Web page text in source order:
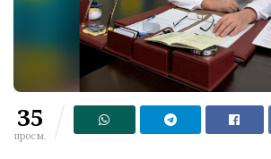
35
просм.